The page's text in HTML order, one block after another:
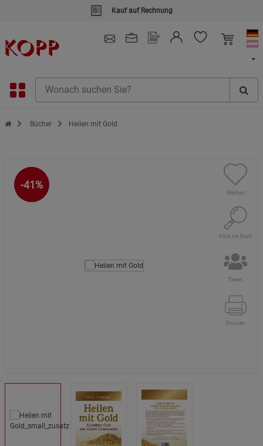
Kauf auf Rechnung
Zur Startseite des Kopp Verlag Online-Shop
Bücher Heilen mit Gold
-41%
Merken
Klick ins Buch
Teilen
Drucken